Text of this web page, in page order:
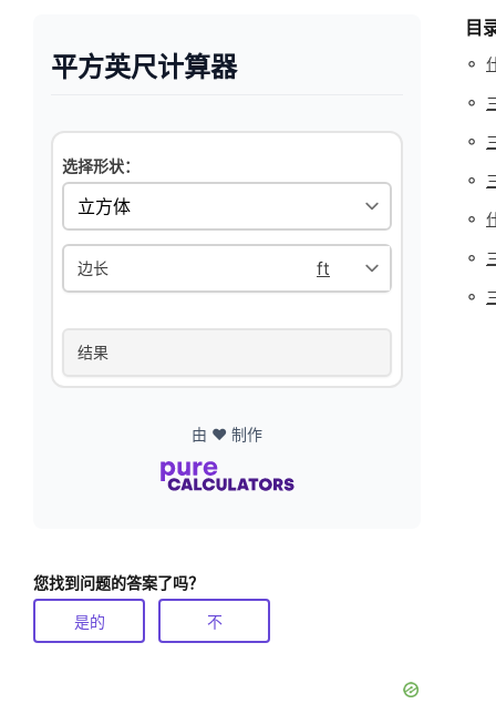
平方英尺计算器
选择形状：
边长
结果
由 ❤️ 制作
您找到问题的答案了吗？
是的 不
目
◦
◦
◦
◦
◦
◦
◦